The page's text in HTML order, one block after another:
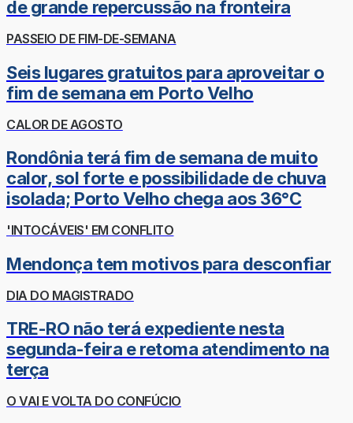
de grande repercussão na fronteira
PASSEIO DE FIM-DE-SEMANA
Seis lugares gratuitos para aproveitar o
fim de semana em Porto Velho
CALOR DE AGOSTO
Rondônia terá fim de semana de muito
calor, sol forte e possibilidade de chuva
isolada; Porto Velho chega aos 36°C
'INTOCÁVEIS' EM CONFLITO
Mendonça tem motivos para desconfiar
DIA DO MAGISTRADO
TRE-RO não terá expediente nesta
segunda-feira e retoma atendimento na
terça
O VAI E VOLTA DO CONFÚCIO